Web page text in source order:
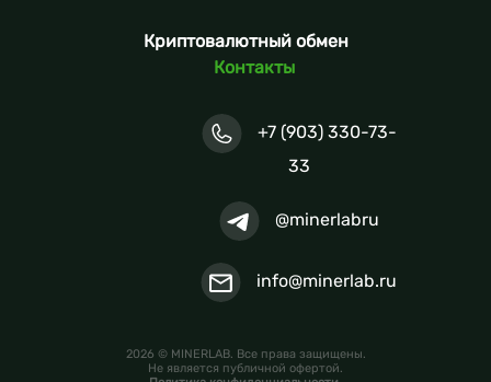
Криптовалютный обмен
Контакты
+7 (903) 330-73-
33
@minerlabru
info@minerlab.ru
2026 © MINERLAB. Все права защищены.
Не является публичной офертой.